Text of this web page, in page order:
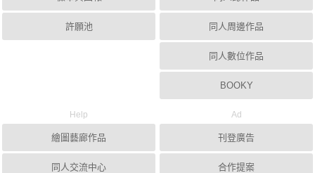
許願池 同人周邊作品
同人數位作品
BOOKY
Help
繪圖藝廊作品
同人交流中心
Ad
刊登廣告
合作提案